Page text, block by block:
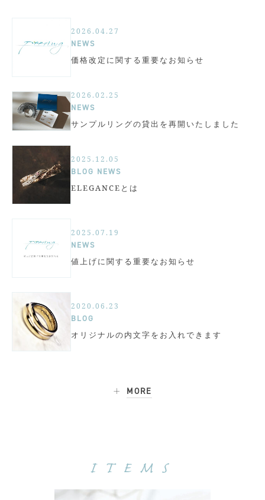
2026.04.27
NEWS
価格改定に関する重要なお知らせ
2026.02.25
NEWS
サンプルリングの貸出を再開いたしました
2025.12.05
BLOG NEWS
ELEGANCEとは
2025.07.19
NEWS
値上げに関する重要なお知らせ
2020.06.23
BLOG
オリジナルの内文字をお入れできます
MORE
ITEMS